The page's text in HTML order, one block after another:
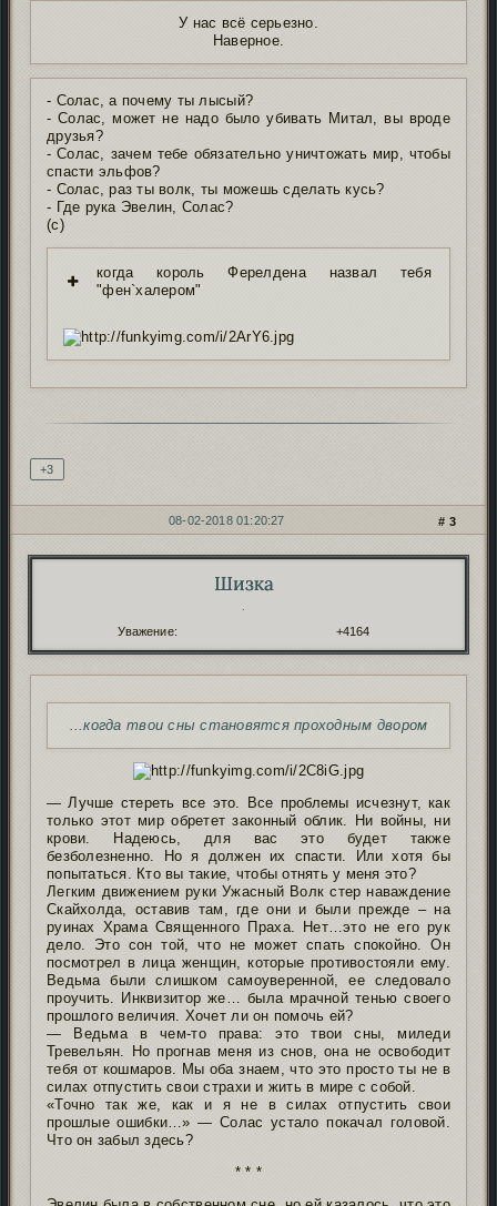
У нас всё серьезно.
Наверное.
- Солас, а почему ты лысый?
- Солас, может не надо было убивать Митал, вы вроде
друзья?
- Солас, зачем тебе обязательно уничтожать мир, чтобы
спасти эльфов?
- Солас, раз ты волк, ты можешь сделать кусь?
- Где рука Эвелин, Солас?
(с)
когда король Ферелдена назвал тебя
"фен`халером"
+3
3
08-02-2018 01:20:27
Шизка
Уважение: +4164
...когда твои сны становятся проходным двором
— Лучше стереть все это. Все проблемы исчезнут, как
только этот мир обретет законный облик. Ни войны, ни
крови. Надеюсь, для вас это будет также
безболезненно. Но я должен их спасти. Или хотя бы
попытаться. Кто вы такие, чтобы отнять у меня это?
Легким движением руки Ужасный Волк стер наваждение
Скайхолда, оставив там, где они и были прежде – на
руинах Храма Священного Праха. Нет…это не его рук
дело. Это сон той, что не может спать спокойно. Он
посмотрел в лица женщин, которые противостояли ему.
Ведьма были слишком самоуверенной, ее следовало
проучить. Инквизитор же… была мрачной тенью своего
прошлого величия. Хочет ли он помочь ей?
— Ведьма в чем-то права: это твои сны, миледи
Тревельян. Но прогнав меня из снов, она не освободит
тебя от кошмаров. Мы оба знаем, что это просто ты не в
силах отпустить свои страхи и жить в мире с собой.
«Точно так же, как и я не в силах отпустить свои
прошлые ошибки…» — Солас устало покачал головой.
Что он забыл здесь?
* * *